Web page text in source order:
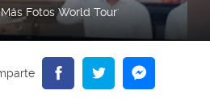
Fotos World Tour'